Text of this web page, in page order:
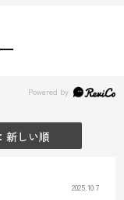
新しい順
2025.10.7